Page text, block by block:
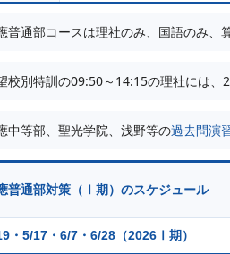
普通部コースは理社のみ、国語のみ、
校別特訓の09:50～14:15の理社には、
中等部、聖光学院、浅野等の過去問演
普通部対策（Ⅰ期）のスケジュール
・5/17・6/7・6/28（2026Ⅰ期）